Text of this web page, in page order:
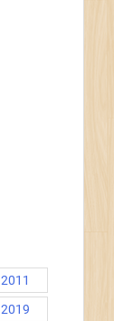
2011
2019